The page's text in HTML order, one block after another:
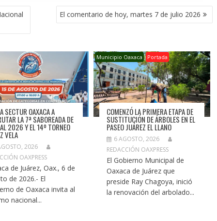
El comentario de hoy, martes 7 de julio 2026
SECTUR OAXACA A
LA 7ª SABOREADA DE
2026 Y EL 14º TORNEO
VELA
2026
OAXPRESS
de Juárez, Oax., 6 de
de 2026.- El
de Oaxaca invita al
nacional...
Municipio Oaxaca Portada
COMENZÓ LA PRIMERA ETAPA DE
SUSTITUCIÓN DE ÁRBOLES EN EL
PASEO JUÁREZ EL LLANO
6 AGOSTO, 2026
REDACCIÓN OAXPRESS
El Gobierno Municipal de
Oaxaca de Juárez que
preside Ray Chagoya, inició
la renovación del arbolado...